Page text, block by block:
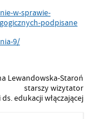
w-sprawie-
podpisane
9/
Lewandowska-Staroń
starszy wizytator
edukacji włączającej